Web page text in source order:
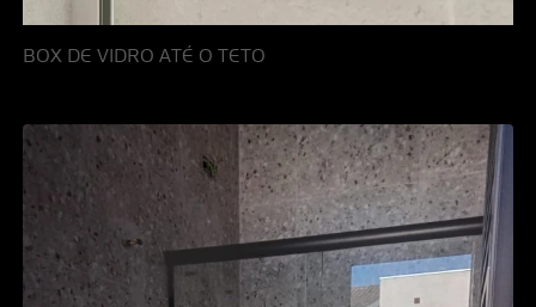
BOX DE VIDRO ATÉ O TETO